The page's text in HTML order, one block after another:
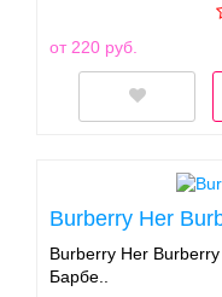
от 220 руб.
Burberry Her
Burberry Her
Барбе..